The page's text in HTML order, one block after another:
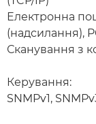
Електронна
(надсилання),
Сканування з
Керування:
SNMPv1,